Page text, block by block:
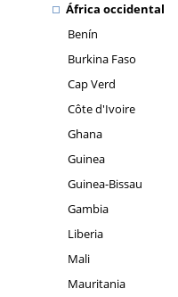
África occidental
Benín
Burkina Faso
Cap Verd
Côte d'Ivoire
Ghana
Guinea
Guinea-Bissau
Gambia
Liberia
Mali
Mauritania